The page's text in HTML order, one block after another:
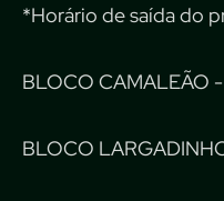
*Horário de saída do
BLOCO CAMALEÃO
BLOCO